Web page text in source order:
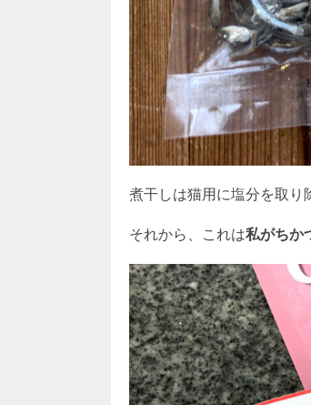
煮干しは猫用に塩分を取り
それから、これは私がちか